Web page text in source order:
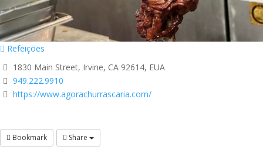
Refeições
1830 Main Street, Irvine, CA 92614, EUA
949.222.9910
https://www.agorachurrascaria.com/
Bookmark Share